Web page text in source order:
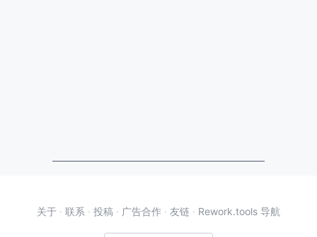
关于 · 联系 · 投稿 · 广告合作 · 友链 · Rework.tools 导航